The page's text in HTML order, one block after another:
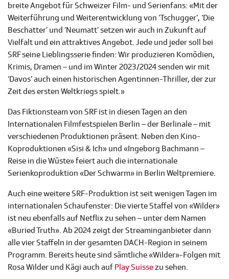
breite Angebot für Schweizer Film- und Serienfans: «Mit der
Weiterführung und Weiterentwicklung von ‘Tschugger’, ‘Die
Beschatter’ und ‘Neumatt’ setzen wir auch in Zukunft auf
Vielfalt und ein attraktives Angebot. Jede und jeder soll bei
SRF seine Lieblingsserie finden: Wir produzieren Komödien,
Krimis, Dramen – und im Winter 2023/2024 senden wir mit
‘Davos’ auch einen historischen Agentinnen-Thriller, der zur
Zeit des ersten Weltkriegs spielt.»
Das Fiktionsteam von SRF ist in diesen Tagen an den
Internationalen Filmfestspielen Berlin – der Berlinale – mit
verschiedenen Produktionen präsent. Neben den Kino-
Koproduktionen «Sisi & Ich» und «Ingeborg Bachmann –
Reise in die Wüste» feiert auch die internationale
Serienkoproduktion «Der Schwarm» in Berlin Weltpremiere.
Auch eine weitere SRF-Produktion ist seit wenigen Tagen im
internationalen Schaufenster: Die vierte Staffel von «Wilder»
ist neu ebenfalls auf Netflix zu sehen – unter dem Namen
«Buried Truth». Ab 2024 zeigt der Streaminganbieter dann
alle vier Staffeln in der gesamten DACH-Region in seinem
Programm. Bereits heute sind sämtliche «Wilder»-Folgen mit
Rosa Wilder und Kägi auch auf Play Suissezu sehen.